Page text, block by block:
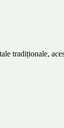
tradiționale,